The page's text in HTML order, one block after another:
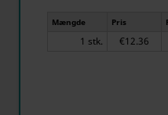
Mængde Pris
1 stk. €12.36